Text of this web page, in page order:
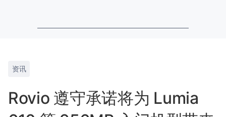
资讯
Rovio 遵守承诺将为 Lumia